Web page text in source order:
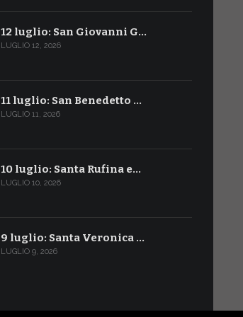
12 luglio: San Giovanni G…
LUGLIO 12, 2026
11 luglio: San Benedetto …
LUGLIO 11, 2026
10 luglio: Santa Rufina e…
LUGLIO 10, 2026
9 luglio: Santa Veronica …
LUGLIO 9, 2026